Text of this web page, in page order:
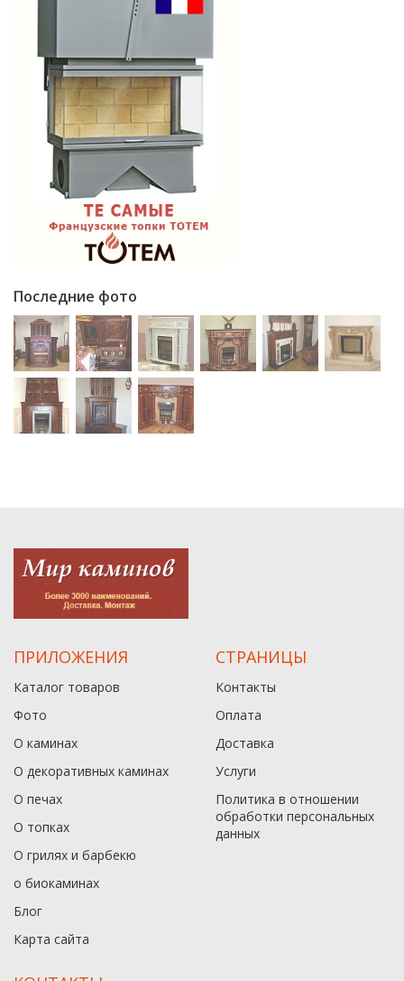
Последние фото
ПРИЛОЖЕНИЯ
Каталог товаров
Фото
О каминах
О декоративных каминах
О печах
О топках
О грилях и барбекю
о биокаминах
Блог
Карта сайта
СТРАНИЦЫ
Контакты
Оплата
Доставка
Услуги
Политика в отношении
обработки персональных
данныx